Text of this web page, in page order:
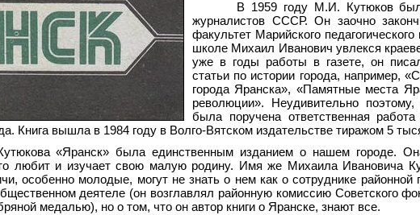
В 1959 году М.И. Кутюков
журналистов СССР. Он заочно
факультет Марийского
школе Михаил Иванович увлекся
уже в годы работы в газете, он
статьи по истории города, например,
города Яранска», «Памятные места
революции». Неудивительно
была поручена ответственная
Книга вышла в 1984 году в Волго-Вятском издательстве тиражом 5
«Яранск» была единственным изданием о нашем городе.
любит и изучает свою малую родину. Имя же Михаила Ивановича
особенно молодые, могут не знать о нем как о сотруднике районной
деятеле (он возглавлял районную комиссию Советского
медалью), но о том, что он автор книги о Яранске, знают все.